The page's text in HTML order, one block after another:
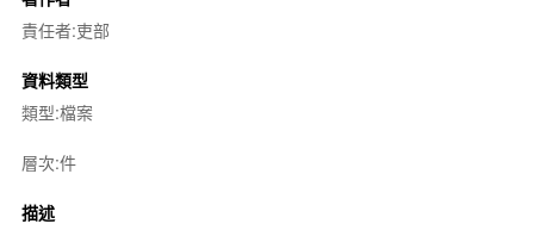
責任者:吏部
資料類型
類型:檔案
層次:件
描述